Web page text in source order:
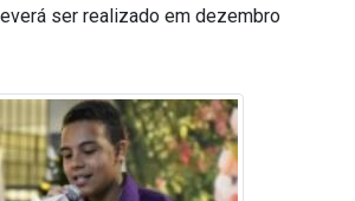
ser realizado em dezembro